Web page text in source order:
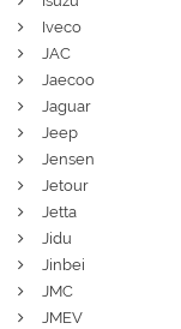
Iveco
JAC
Jaecoo
Jaguar
Jeep
Jensen
Jetour
Jetta
Jidu
Jinbei
JMC
JMEV